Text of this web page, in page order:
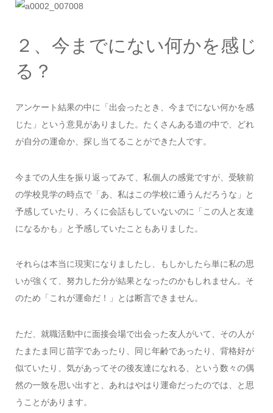
２、今までにない何かを感じ
る？
アンケート結果の中に「出会ったとき、今までにない何かを感
じた」という意見がありました。たくさんある道の中で、どれ
が自分の運命か、探し当てることができた人です。
今までの人生を振り返ってみて、私個人の感覚ですが、受験前
の学校見学の時点で「あ、私はこの学校に通うんだろうな」と
予感していたり、ろくに会話もしていないのに「この人と友達
になるかも」と予感していたこともありました。
それらは本当に現実になりましたし、もしかしたら単に私の思
いが強くて、努力した分が結果となったのかもしれません。そ
のため「これが運命だ！」とは断言できません。
ただ、就職活動中に面接会場で出会った友人がいて、その人が
たまたま同じ苗字であったり、同じ年齢であったり、背格好が
似ていたり、気があってその後友達になれる、という数々の偶
然の一致を思い出すと、あれはやはり運命だったのでは、と思
うことがあります。